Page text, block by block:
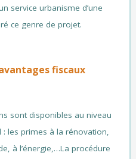
service urbanisme d’une
ce genre de projet.
fiscaux
sont disponibles au niveau
les primes à la rénovation,
à l’énergie,…La procédure